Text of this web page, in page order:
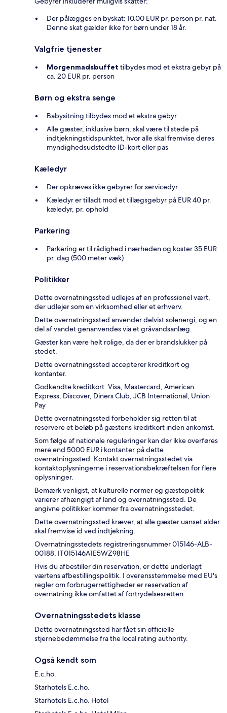
Der pålægges en byskat: 10.00 EUR pr. person pr. nat.
Denne skat gælder ikke for børn under 18 år.
Valgfrie tjenester
Morgenmadsbuffet tilbydes mod et ekstra gebyr på
ca. 20 EUR pr. person
Børn og ekstra senge
Babysitning tilbydes mod et ekstra gebyr
Alle gæster, inklusive børn, skal være til stede på
indtjekningstidspunktet, hvor alle skal fremvise deres
myndighedsudstedte ID-kort eller pas
Kæledyr
Der opkræves ikke gebyrer for servicedyr
Kæledyr er tilladt mod et tillægsgebyr på EUR 40 pr.
kæledyr, pr. ophold
Parkering
Parkering er til rådighed i nærheden og koster 35 EUR
pr. dag (500 meter væk)
Politikker
Dette overnatningssted udlejes af en professionel vært,
der udlejer som en virksomhed eller et erhverv.
Dette overnatningssted anvender delvist solenergi, og en
del af vandet genanvendes via et gråvandsanlæg.
Gæster kan være helt rolige, da der er brandslukker på
stedet.
Dette overnatningssted accepterer kreditkort og
kontanter.
Godkendte kreditkort: Visa, Mastercard, American
Express, Discover, Diners Club, JCB International, Union
Pay
Dette overnatningssted forbeholder sig retten til at
reservere et beløb på gæstens kreditkort inden ankomst.
Som følge af nationale reguleringer kan der ikke overføres
mere end 5000 EUR i kontanter på dette
overnatningssted. Kontakt overnatningsstedet via
kontaktoplysningerne i reservationsbekræftelsen for flere
oplysninger.
Bemærk venligst, at kulturelle normer og gæstepolitik
varierer afhængigt af land og overnatningssted. De
angivne politikker kommer fra overnatningsstedet.
Dette overnatningssted kræver, at alle gæster uanset alder
skal fremvise id ved indtjekning.
Overnatningsstedets registreringsnummer 015146-ALB-
00188, IT015146A1E5WZ98HE
Hvis du afbestiller din reservation, er dette underlagt
værtens afbestillingspolitik. I overensstemmelse med EU's
regler om forbrugerrettigheder er reservation af
overnatning ikke omfattet af fortrydelsesretten.
Overnatningsstedets klasse
Dette overnatningssted har fået sin officielle
stjernebedømmelse fra the local rating authority.
Også kendt som
E.c.ho.
Starhotels E.c.ho.
Starhotels E.c.ho. Hotel